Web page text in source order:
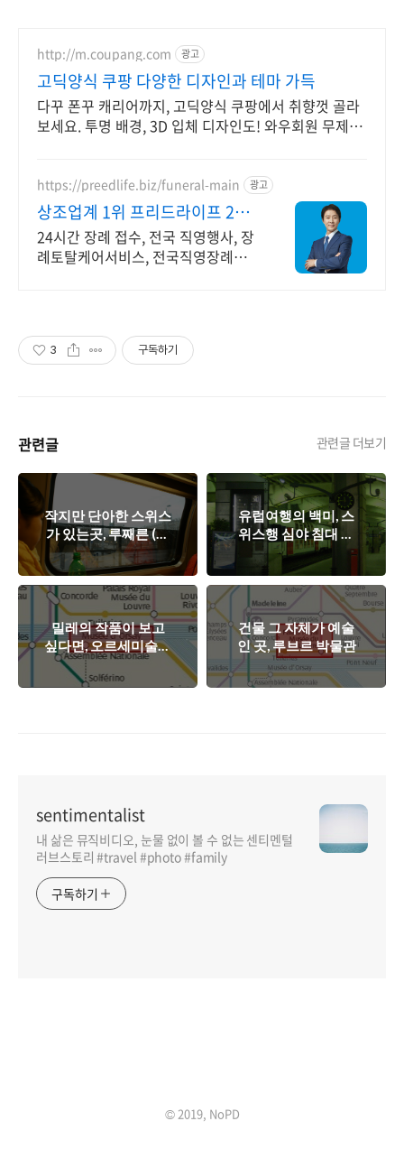
http://m.coupang.com 광고
고딕양식 쿠팡 다양한 디자인과 테마 가득
다꾸 폰꾸 캐리어까지, 고딕양식 쿠팡에서 취향껏 골라
보세요. 투명 배경, 3D 입체 디자인도! 와우회원 무제한
https://preedlife.biz/funeral-main 광고
상조업계 1위 프리드라이프 24시
간 전국 장례 접수센터
24시간 장례 접수, 전국 직영행사, 장
례토탈케어서비스, 전국직영장례식
3 구독하기
관련글 관련글 더보기
작지만 단아한 스위스
가 있는곳, 루째른 (루
체른)
유럽여행의 백미, 스
위스행 심야 침대 열
차를 타다!
밀레의 작품이 보고
싶다면, 오르세미술관
으로!
건물 그 자체가 예술
인 곳, 루브르 박물관
sentimentalist
내 삶은 뮤직비디오, 눈물 없이 볼 수 없는 센티멘털
러브스토리 #travel #photo #family
구독하기
© 2019, NoPD